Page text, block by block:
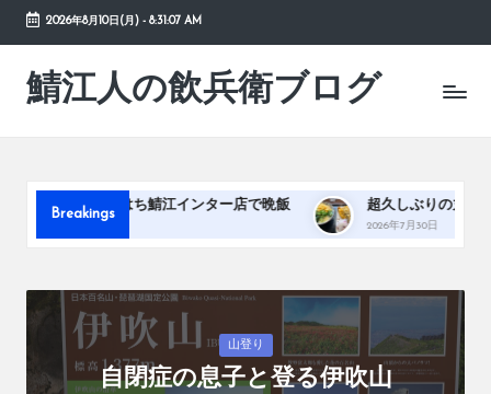
Skip
content
2026年8月10日(月)- 8:31:08 AM
鯖江人の飲兵衛ブログ
日々
の
Breakings
鯖江インター店で晩飯 超久しぶりの丸亀製麺 福井
Posted
in
山登り
自閉症の息子と登る伊吹山